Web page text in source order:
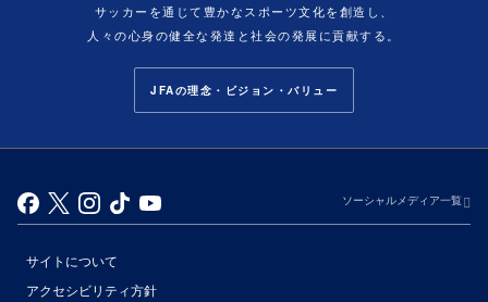
サッカーを通じて豊かなスポーツ文化を創造し、
人々の心身の健全な発達と社会の発展に貢献する。
JFAの理念・ビジョン・バリュー
ソーシャルメディア一覧
サイトについて
アクセシビリティ方針